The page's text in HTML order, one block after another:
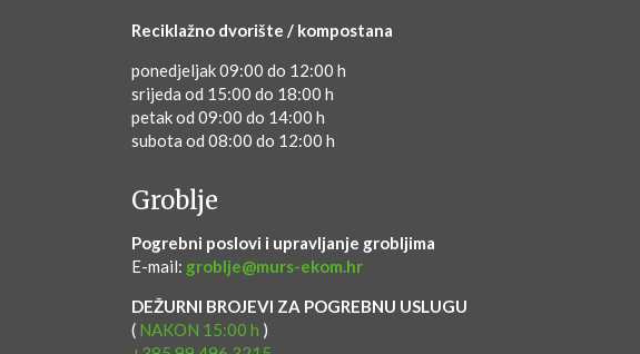
Reciklažno dvorište / kompostana
ponedjeljak 09:00 do 12:00 h
srijeda od 15:00 do 18:00 h
petak od 09:00 do 14:00 h
subota od 08:00 do 12:00 h
Groblje
Pogrebni poslovi i upravljanje grobljima
E-mail: groblje@murs-ekom.hr
DEŽURNI BROJEVI ZA POGREBNU USLUGU
( NAKON 15:00 h )